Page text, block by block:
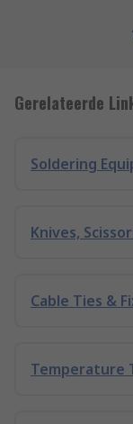
Gerelateerde
Soldering
Knives,
Cable Ties &
Temperature